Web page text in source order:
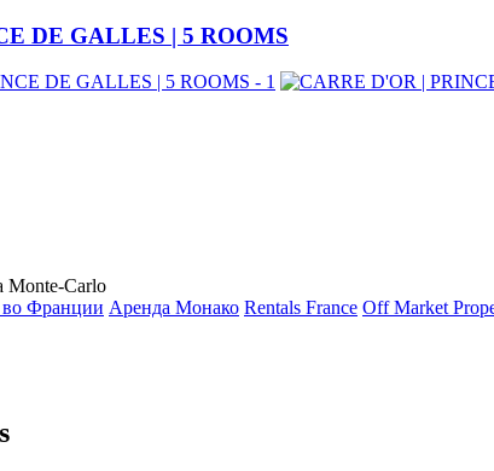
DE GALLES | 5 ROOMS
Monte-Carlo
Франции Аренда Монако Rentals France Off Market